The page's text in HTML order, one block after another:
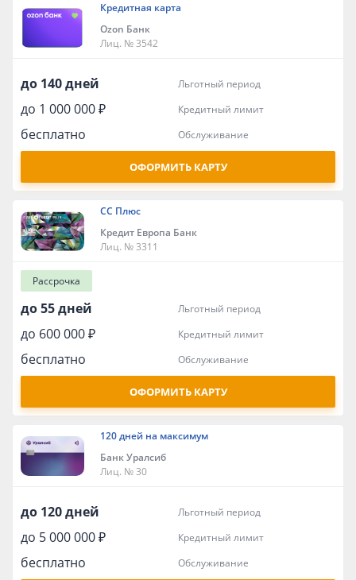
Кредитная карта
Ozon Банк
Лиц. № 3542
до 140 дней льготный период
до 1 000 000 ₽ кредитный лимит
бесплатно обслуживание
ОФОРМИТЬ КАРТУ
СС Плюс
Кредит Европа Банк
Лиц. № 3311
Рассрочка
до 55 дней льготный период
до 600 000 ₽ кредитный лимит
бесплатно обслуживание
ОФОРМИТЬ КАРТУ
120 дней на максимум
Банк Уралсиб
Лиц. № 30
до 120 дней льготный период
до 5 000 000 ₽ кредитный лимит
бесплатно обслуживание